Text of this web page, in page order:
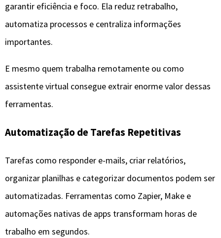
garantir eficiência e foco. Ela reduz retrabalho,
automatiza processos e centraliza informações
importantes.
E mesmo quem trabalha remotamente ou como
assistente virtual consegue extrair enorme valor dessas
ferramentas.
Automatização de Tarefas Repetitivas
Tarefas como responder e-mails, criar relatórios,
organizar planilhas e categorizar documentos podem ser
automatizadas. Ferramentas como Zapier, Make e
automações nativas de apps transformam horas de
trabalho em segundos.